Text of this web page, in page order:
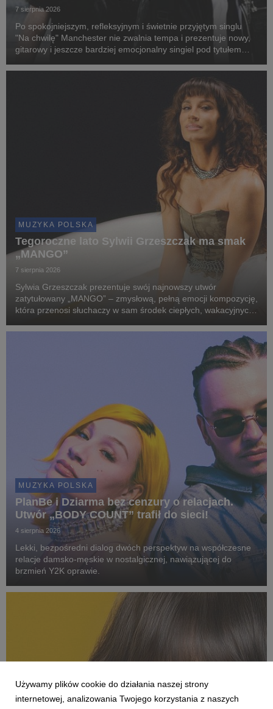
7 sierpnia 2026
Po spokojniejszym, refleksyjnym i świetnie przyjętym singlu
"Na chwilę" Manchester nie zwalnia tempa i prezentuje nowy,
gitarowy i jeszcze bardziej emocjonalny singiel pod tytułem
MUZYKA POLSKA
Tegoroczne lato Sylwii Grzeszczak ma smak
„MANGO”
7 sierpnia 2026
Sylwia Grzeszczak prezentuje swój najnowszy utwór
zatytułowany „MANGO” – zmysłową, pełną emocji kompozycję,
która przenosi słuchaczy w sam środek ciepłych, wakacyjnych
MUZYKA POLSKA
PlanBe i Dziarma bez cenzury o relacjach.
Utwór „BODY COUNT” trafił do sieci!
4 sierpnia 2026
Lekki, bezpośredni dialog dwóch perspektyw na współczesne
relacje damsko-męskie w nostalgicznej, nawiązującej do
brzmień Y2K oprawie.
Używamy plików cookie do działania naszej strony
internetowej, analizowania Twojego korzystania z naszych